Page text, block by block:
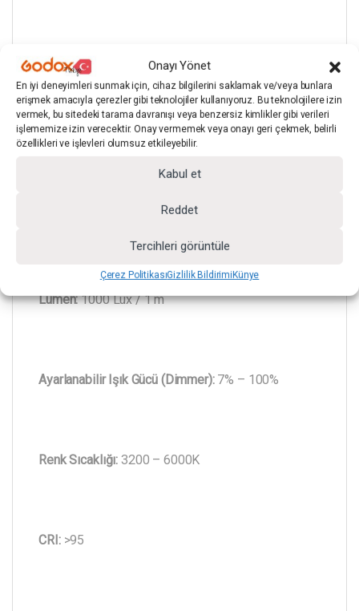
Onayı Yönet
En iyi deneyimleri sunmak için, cihaz bilgilerini saklamak ve/veya bunlara
erişmek amacıyla çerezler gibi teknolojiler kullanıyoruz. Bu teknolojilere izin
vermek, bu sitedeki tarama davranışı veya benzersiz kimlikler gibi verileri
işlememize izin verecektir. Onay vermemek veya onayı geri çekmek, belirli
özellikleri ve işlevleri olumsuz etkileyebilir.
Kabul et
Reddet
Tercihleri görüntüle
Çerez PolitikasıGizlilik BildirimiKünye
Model:GDX Pro 228AS
LED:228 PCS LED
Lümen:1000 Lux / 1 m
Ayarlanabilir Işık Gücü (Dimmer):7% – 100%
Renk Sıcaklığı: 3200 – 6000K
CRI:>95